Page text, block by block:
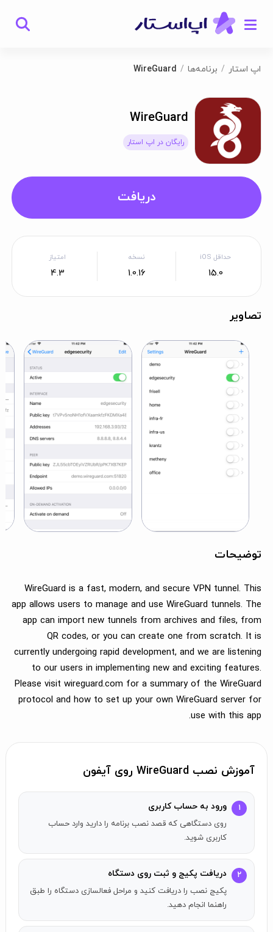
اپ استار برنامه‌ها WireGuard
WireGuard
رایگان در اپ استار
دریافت
حداقل iOS
15.0
نسخه
1.0.16
امتیاز
4.3
تصاویر
توضیحات
WireGuard is a fast, modern, and secure VPN tunnel. This
app allows users to manage and use WireGuard tunnels. The
app can import new tunnels from archives and files, from
QR codes, or you can create one from scratch. It is
currently undergoing rapid development, and we are listening
to our users in implementing new and exciting features.
Please visit wireguard.com for a summary of the WireGuard
protocol and how to set up your own WireGuard server for
use with this app.
آموزش نصب WireGuard روی آیفون
۱ ورود به حساب کاربری
روی دستگاهی که قصد نصب برنامه را دارید وارد حساب
کاربری شوید.
۲ دریافت پکیج و ثبت روی دستگاه
پکیج نصب را دریافت کنید و مراحل فعالسازی دستگاه را طبق
راهنما انجام دهید.